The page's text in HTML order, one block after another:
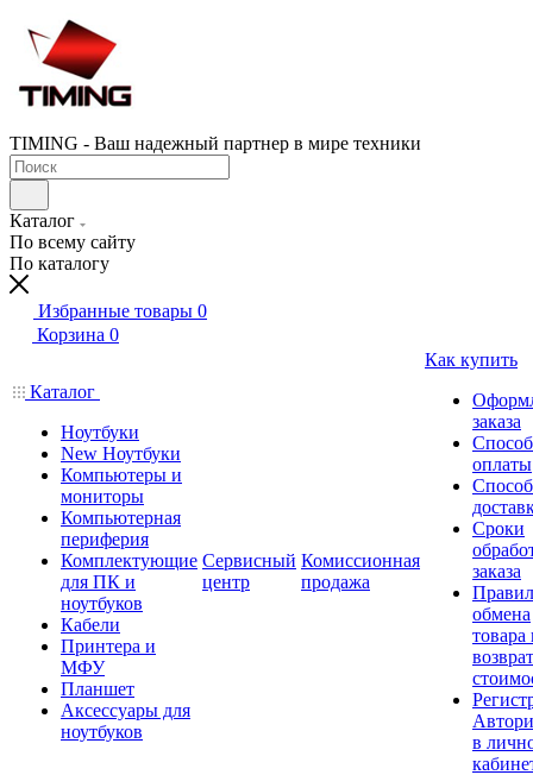
TIMING - Ваш надежный партнер в мире техники
Каталог
По всему сайту
По каталогу
Избранные товары 0
Корзина 0
Каталог
Ноутбуки
New Ноутбуки
Компьютеры и
мониторы
Компьютерная
периферия
Комплектующие
для ПК и
ноутбуков
Кабели
Принтера и
МФУ
Планшет
Аксессуары для
ноутбуков
Сервисный
центр
Комиссионная
продажа
Как купить
заказа
оплаты
Сроки
заказа
обмена
товара
в